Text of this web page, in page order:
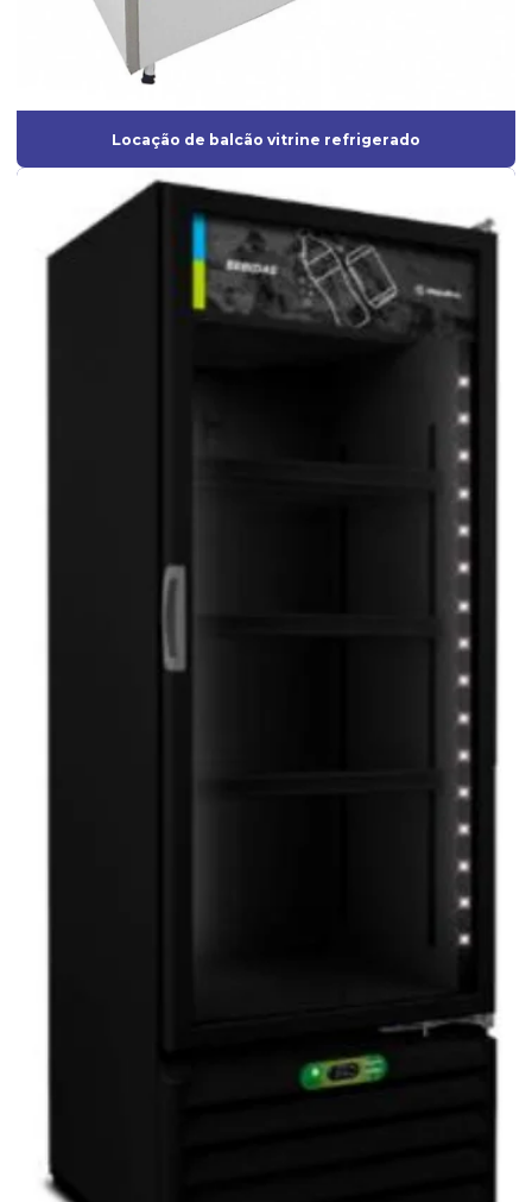
Locação de balcão vitrine refrigerado